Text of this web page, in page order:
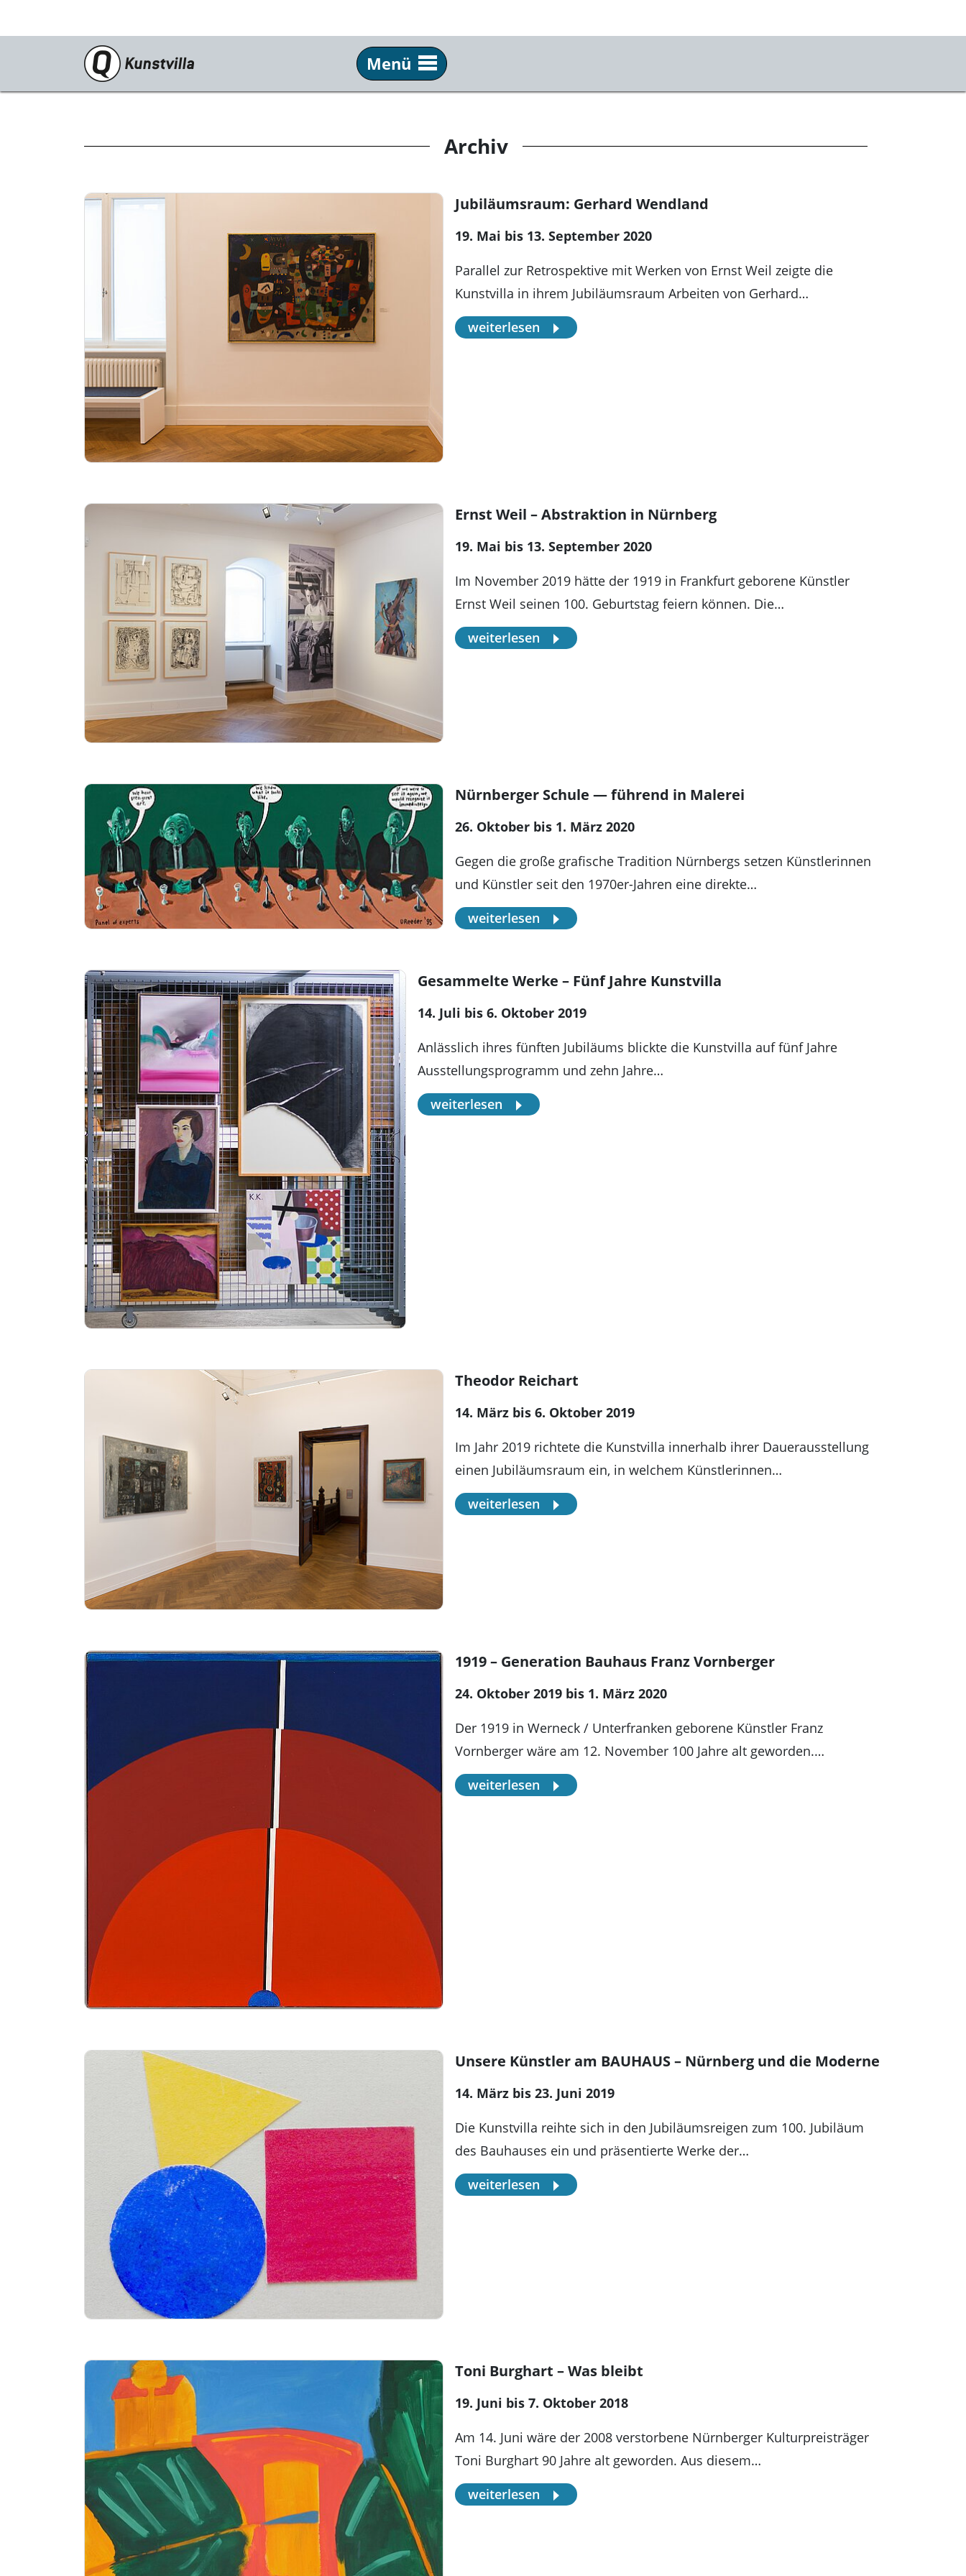
Menü
Programm
Dauerausstellung
Veranstaltungen
Kunstvilla digital
Besuch
Öffnungszeiten & Eintritt
Angebote für Schulklassen
Museum
Sammlung online
Presse
Publikationen
Kunstvillige e.V.
Archiv
Jubiläumsraum: Gerhard Wendland
19. Mai bis 13. September 2020
Parallel zur Retrospektive mit Werken von Ernst Weil zeigte die
Kunstvilla in ihrem Jubiläumsraum Arbeiten von Gerhard…
weiterlesen
Ernst Weil – Abstraktion in Nürnberg
19. Mai bis 13. September 2020
Im November 2019 hätte der 1919 in Frankfurt geborene Künstler
Ernst Weil seinen 100. Geburtstag feiern können. Die…
weiterlesen
Nürnberger Schule — führend in Malerei
26. Oktober bis 1. März 2020
Gegen die große grafische Tradition Nürnbergs setzen Künstlerinnen
und Künstler seit den 1970er-Jahren eine direkte…
weiterlesen
Gesammelte Werke – Fünf Jahre Kunstvilla
14. Juli bis 6. Oktober 2019
Anlässlich ihres fünften Jubiläums blickte die Kunstvilla auf fünf Jahre
Ausstellungsprogramm und zehn Jahre…
weiterlesen
Theodor Reichart
14. März bis 6. Oktober 2019
Im Jahr 2019 richtete die Kunstvilla innerhalb ihrer Dauerausstellung
einen Jubiläumsraum ein, in welchem Künstlerinnen…
weiterlesen
1919 – Generation Bauhaus Franz Vornberger
24. Oktober 2019 bis 1. März 2020
Der 1919 in Werneck / Unterfranken geborene Künstler Franz
Vornberger wäre am 12. November 100 Jahre alt geworden.…
weiterlesen
Unsere Künstler am BAUHAUS – Nürnberg und die Moderne
14. März bis 23. Juni 2019
Die Kunstvilla reihte sich in den Jubiläumsreigen zum 100. Jubiläum
des Bauhauses ein und präsentierte Werke der…
weiterlesen
Toni Burghart – Was bleibt
19. Juni bis 7. Oktober 2018
Am 14. Juni wäre der 2008 verstorbene Nürnberger Kulturpreisträger
Toni Burghart 90 Jahre alt geworden. Aus diesem…
weiterlesen